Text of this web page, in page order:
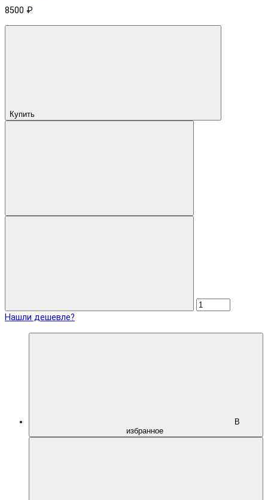
8500 ₽
Купить
Нашли дешевле?
В
избранное